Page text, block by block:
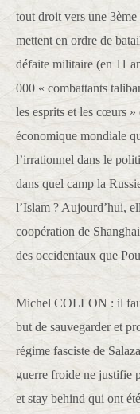
tout droit vers une
mettent en ordre de
défaite militaire (en 11
000 « combattants
les esprits et les cœurs
économique mondiale
l’irrationnel dans le
dans quel camp la
l’Islam ? Aujourd’hui,
coopération de
des occidentaux que
Michel COLLON : il
but de sauvegarder et
régime fasciste de
guerre froide ne justifie
et stay behind qui ont